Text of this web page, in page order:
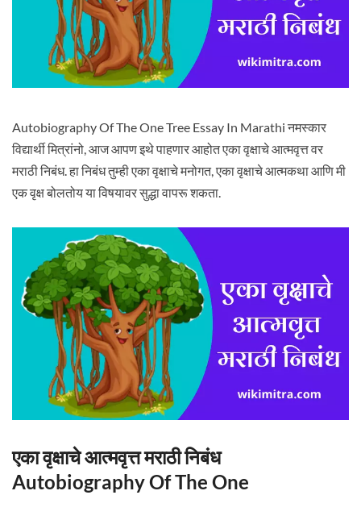
Autobiography Of The One Tree Essay In Marathi नमस्कार
विद्यार्थी मित्रांनो, आज आपण इथे पाहणार आहोत एका वृक्षाचे आत्मवृत्त वर
मराठी निबंध. हा निबंध तुम्ही एका वृक्षाचे मनोगत, एका वृक्षाचे आत्मकथा आणि मी
एक वृक्ष बोलतोय या विषयावर सुद्धा वापरू शकता.
एका वृक्षाचे आत्मवृत्त मराठी निबंध
Autobiography Of The One